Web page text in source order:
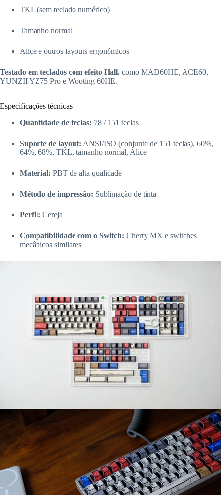
TKL (sem teclado numérico)
Tamanho normal
Alice e outros layouts ergonômicos
Testado em teclados com efeito Hall. como MAD60HE, ACE60,
YUNZII YZ75 Pro e Wooting 60HE.
Especificações técnicas
Quantidade de teclas: 78 / 151 teclas
Suporte de layout: ANSI/ISO (conjunto de 151 teclas), 60%,
64%, 68%, TKL, tamanho normal, Alice
Material: PBT de alta qualidade
Método de impressão: Sublimação de tinta
Perfil: Cereja
Compatibilidade com o Switch: Cherry MX e switches
mecânicos similares